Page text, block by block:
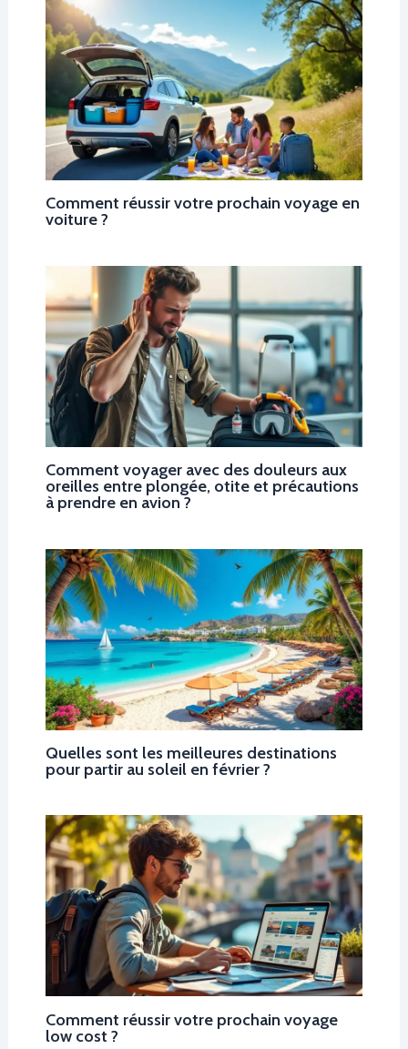
Comment réussir votre prochain voyage en
voiture ?
Comment voyager avec des douleurs aux
oreilles entre plongée, otite et précautions
à prendre en avion ?
Quelles sont les meilleures destinations
pour partir au soleil en février ?
Comment réussir votre prochain voyage
low cost ?